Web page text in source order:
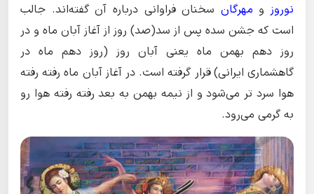
نوروز و مهرگان سخنان فراوانی درباره آن گفته‌اند. جالب
است که جشن سده پس از سد(صد) روز از آغاز آبان ماه و در
روز دهم بهمن ماه یعنی آبان روز (روز دهم ماه در
گاهشماری ایرانی) قرار گرفته است. در آغاز آبان ماه رفته رفته
هوا سرد تر می‌شود و از نیمه بهمن به بعد رفته رفته هوا رو
به گرمی می‌رود.